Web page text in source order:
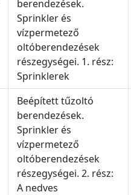
berendezések.
Sprinkler és
vízpermetező
oltóberendezések
részegységei. 1. rész:
Sprinklerek
Beépített tűzoltó
berendezések.
Sprinkler és
vízpermetező
oltóberendezések
részegységei. 2. rész:
A nedves